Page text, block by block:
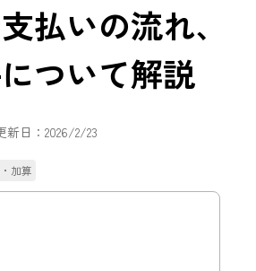
払いの流れ、
ついて解説
新日： 2026/2/23
加算